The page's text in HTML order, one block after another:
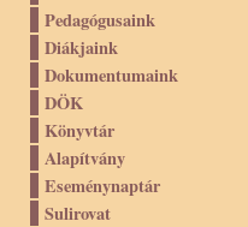
Pedagógusaink
Diákjaink
Dokumentumaink
DÖK
Könyvtár
Alapítvány
Eseménynaptár
Sulirovat